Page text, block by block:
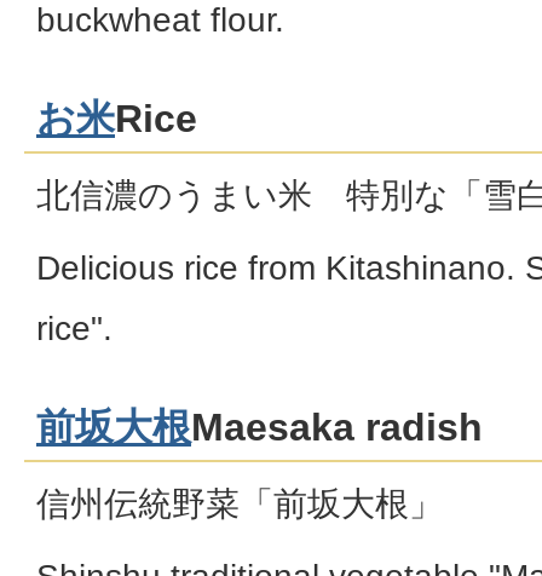
buckwheat flour.
お米Rice
北信濃のうまい米 特別な「雪
Delicious rice from Kitashinano.
rice".
前坂大根Maesaka radish
信州伝統野菜「前坂大根」